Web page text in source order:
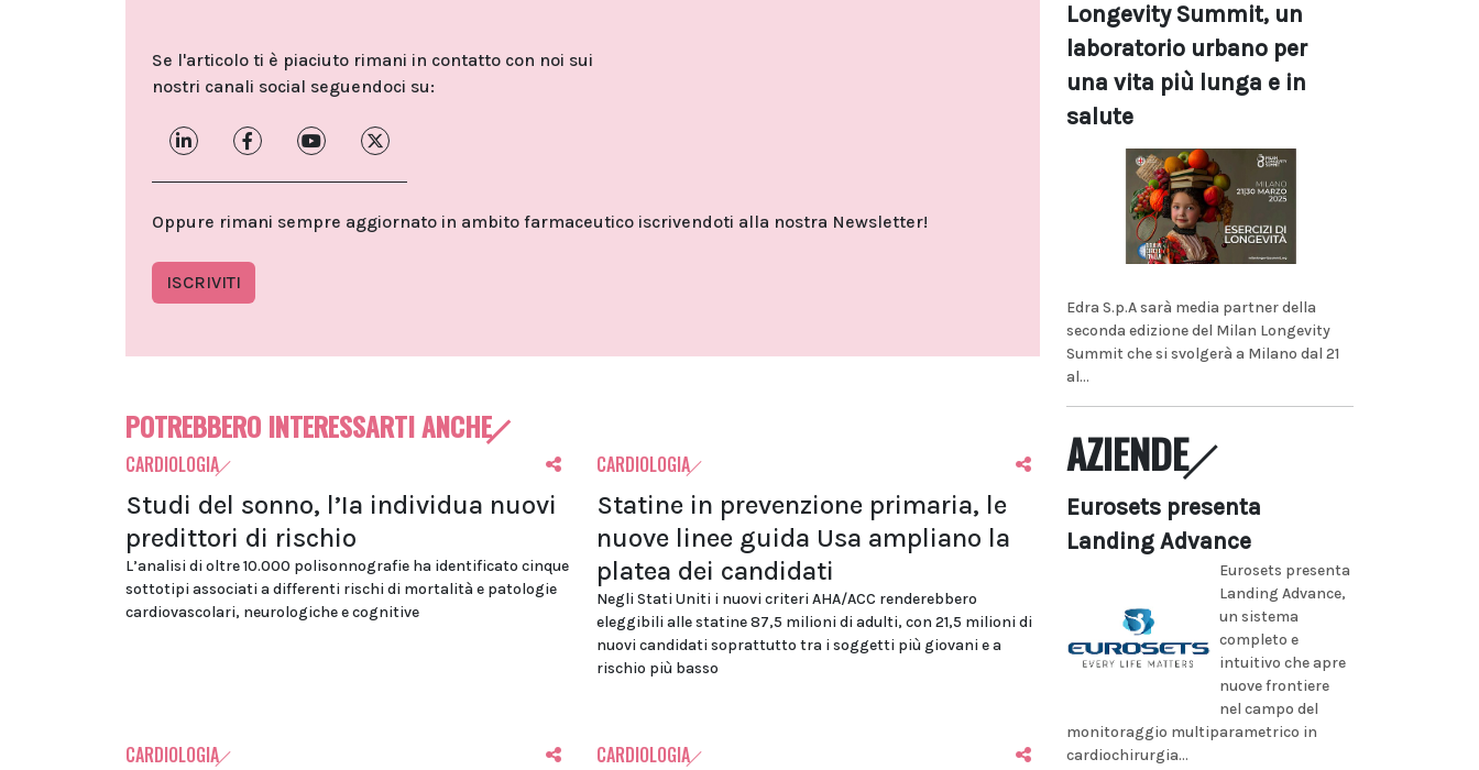
Se l'articolo ti è piaciuto rimani in contatto con noi sui
nostri canali social seguendoci su:
Oppure rimani sempre aggiornato in ambito farmaceutico iscrivendoti alla nostra Newsletter!
ISCRIVITI
POTREBBERO INTERESSARTI ANCHE
CARDIOLOGIA
Studi del sonno, l’Ia individua nuovi
predittori di rischio
L’analisi di oltre 10.000 polisonnografie ha identificato cinque
sottotipi associati a differenti rischi di mortalità e patologie
cardiovascolari, neurologiche e cognitive
CARDIOLOGIA
Statine in prevenzione primaria, le
nuove linee guida Usa ampliano la
platea dei candidati
Negli Stati Uniti i nuovi criteri AHA/ACC renderebbero
eleggibili alle statine 87,5 milioni di adulti, con 21,5 milioni di
nuovi candidati soprattutto tra i soggetti più giovani e a
rischio più basso
CARDIOLOGIA CARDIOLOGIA
Longevity Summit, un
laboratorio urbano per
una vita più lunga e in
salute
Edra S.p.A sarà media partner della
seconda edizione del Milan Longevity
Summit che si svolgerà a Milano dal 21
al...
AZIENDE
Eurosets presenta
Landing Advance
Eurosets presenta
Landing Advance,
un sistema
completo e
intuitivo che apre
nuove frontiere
nel campo del
monitoraggio multiparametrico in
cardiochirurgia...